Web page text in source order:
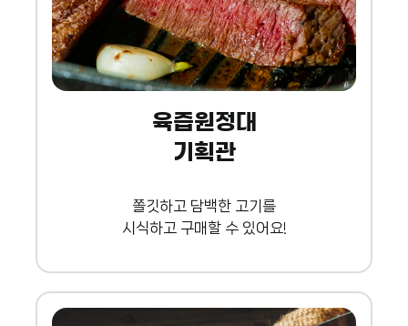
육즙원정대
기획관
쫄깃하고 담백한 고기를
시식하고 구매할 수 있어요!